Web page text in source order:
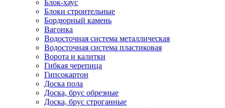
Блок-хаус
Блоки строительные
Бордюрный камень
Вагонка
Водосточная система металлическая
Водосточная система пластиковая
Ворота и калитки
Гибкая черепица
Гипсокартон
Доска пола
Доска, брус обрезные
Доска, брус строганные